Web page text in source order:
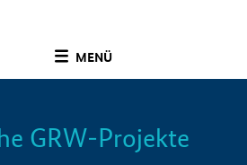
MENÜ
Info
GRW-Projekte